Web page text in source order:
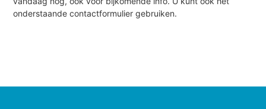
onderstaande contactformulier gebruiken.